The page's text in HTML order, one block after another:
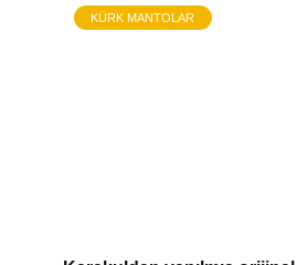
KÜRK MANTOLAR